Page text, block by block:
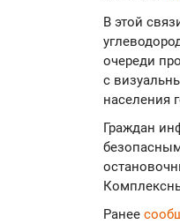
В этой
очереди
с
населения
Граждан
Ранее